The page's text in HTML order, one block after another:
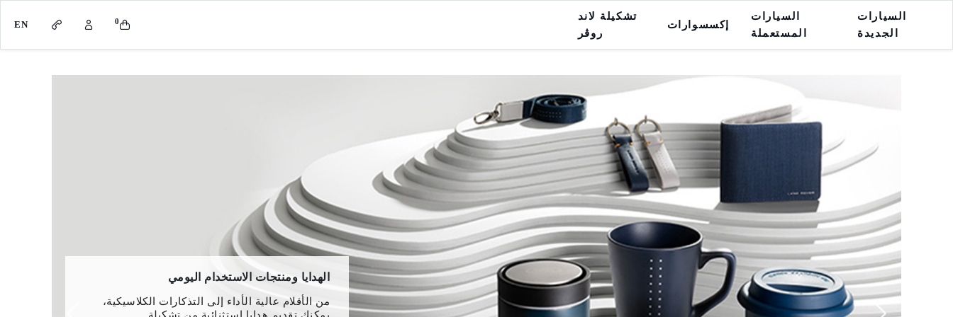
السيارات
الجديدة
السيارات
المستعملة
إكسسوارات
تشكيلة لاند
روڤر
0
EN
مجسمات لاند روڤر صغيرة
لم يتم إنشاء جميع الطرازات بشكل متكافئ، إلا